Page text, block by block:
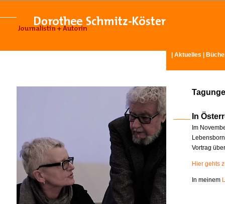
Aktuelles
In
Im
Vortrag
Hier gehts
In meinem